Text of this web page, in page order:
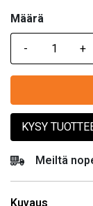
Määrä
Määrä
KYSY
Meiltä